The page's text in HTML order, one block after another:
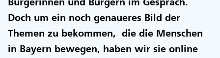
Doch um ein noch genaueres Bild der
Themen zu bekommen, die die Menschen
in Bayern bewegen, haben wir sie online